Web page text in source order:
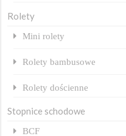
Rolety
Mini rolety
Rolety bambusowe
Rolety dościenne
Stopnice schodowe
BCF